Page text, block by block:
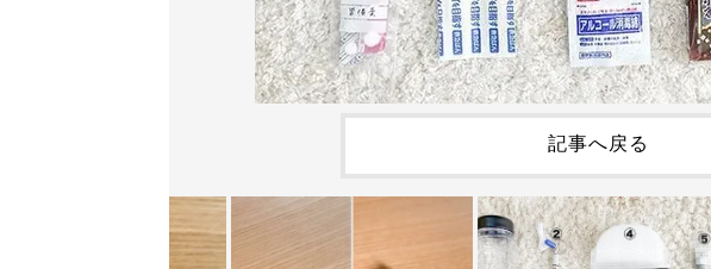
記事へ戻る